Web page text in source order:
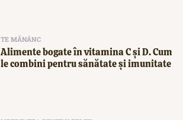
TE MĂNÂNC
Alimente bogate în vitamina C și D. Cum
le combini pentru sănătate și imunitate